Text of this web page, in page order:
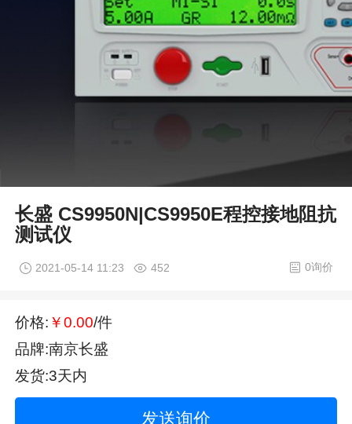
长盛 CS9950N|CS9950E程控接地阻抗
测试仪
2021-05-14 11:23 452 0询价
价格: ￥0.00/件
品牌:南京长盛
发货:3天内
发送询价